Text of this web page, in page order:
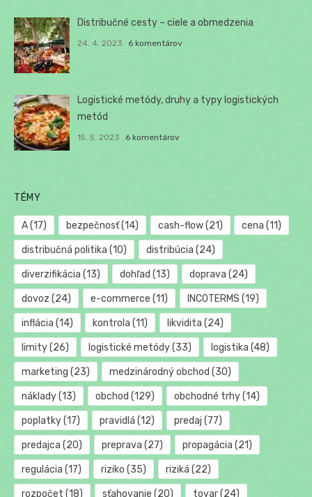
Distribučné cesty – ciele a obmedzenia
24. 4. 2023 6 komentárov
Logistické metódy, druhy a typy logistických
metód
15. 5. 2023 6 komentárov
TÉMY
A(17) bezpečnosť(14) cash-flow(21) cena (11)
distribučná politika (10) distribúcia (24)
diverzifikácia (13) dohľad (13) doprava (24)
dovoz (24) e-commerce (11) INCOTERMS (19)
inflácia (14) kontrola (11) likvidita (24)
limity(26) logistické metódy(33) logistika (48)
marketing (23) medzinárodný obchod (30)
náklady(13) obchod (129) obchodné trhy(14)
poplatky(17) pravidlá (12) predaj (77)
predajca (20) preprava (27) propagácia (21)
regulácia (17) riziko (35) riziká (22)
rozpočet (18) sťahovanie (20) tovar(24)